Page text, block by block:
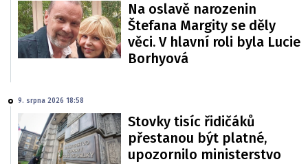
Na oslavě narozenin
Štefana Margity se děly
věci. V hlavní roli byla Lucie
Borhyová
9. srpna 2026 18:58
Stovky tisíc řidičáků
přestanou být platné,
upozornilo ministerstvo